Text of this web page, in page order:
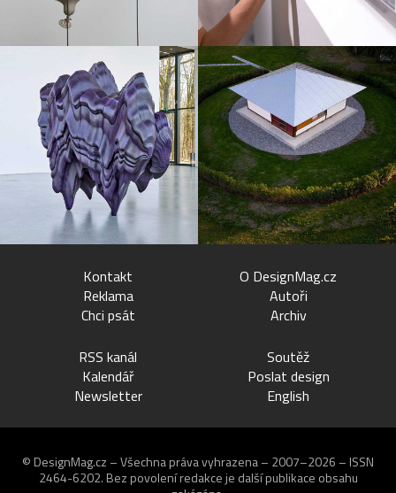
Kontakt
Reklama
Chci psát
O DesignMag.cz
Autoři
Archiv
RSS kanál
Kalendář
Newsletter
Soutěž
Poslat design
English
© DesignMag.cz – Všechna práva vyhrazena – 2007–2026 – ISSN
2464-6202. Bez povolení redakce je další publikace obsahu